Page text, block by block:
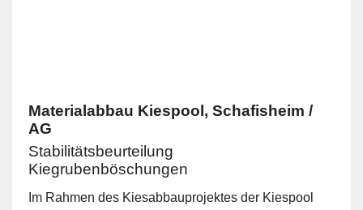
Materialabbau Kiespool, Schafisheim /
AG
Stabilitätsbeurteilung
Kiegrubenböschungen
Im Rahmen des Kiesabbauprojektes der Kiespool